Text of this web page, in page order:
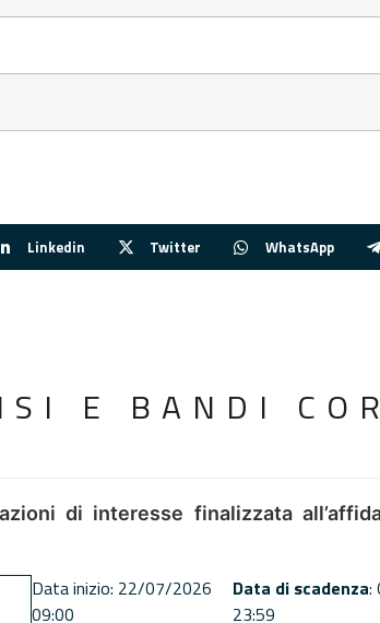
Linkedin Twitter WhatsApp
E BANDI
di interesse finalizzata
Data inizio: 22/07/2026
09:00
Data di scadenza:
23:59